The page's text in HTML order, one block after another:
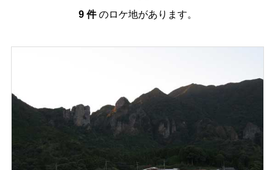
9 件のロケ地があります。